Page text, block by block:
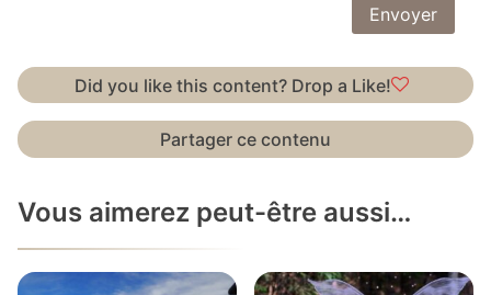
Did you like this content? Drop a Like!
Partager ce contenu
Vous aimerez peut-être aussi…